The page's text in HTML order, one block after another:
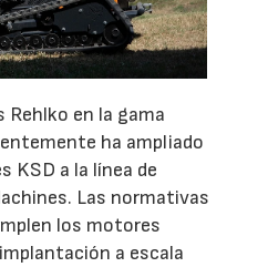
en la gama
ha ampliado
KSD a la línea de
Las normativas
los motores
a escala